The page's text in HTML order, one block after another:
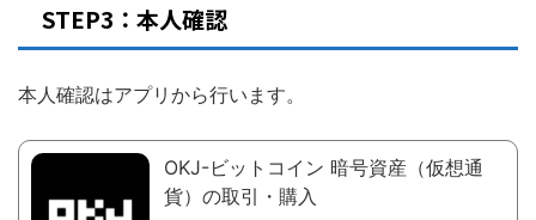
STEP3：本人確認
本人確認はアプリから行います。
OKJ-ビットコイン 暗号資産（仮想通
貨）の取引・購入